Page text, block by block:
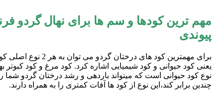
مهم ترین کودها و سم ها برای نهال گردو
پیوندی
برای مهمترین کود های درختان گردو می توان به هر 2
یعنی کود حیوانی و کود شیمیایی اشاره کرد. کود مرغ و کود کبوتر
نوع کود حیوانی است که میتواند باردهی و رشد درختان گردو شما
چندین برابر کند،این نوع از کود ها آفات کمتری را به همراه دارند.